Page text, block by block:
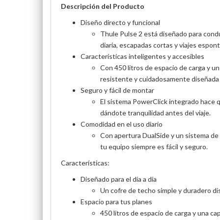
Descripción del Producto
Diseño directo y funcional
Thule Pulse 2 está diseñado para
diaria, escapadas cortas y viajes
Características inteligentes y accesibles
Con 450 litros de espacio de carga y
resistente y cuidadosamente diseñada
Seguro y fácil de montar
El sistema PowerClick integrado hace
dándote tranquilidad antes del viaje.
Comodidad en el uso diario
Con apertura DualSide y un sistema
tu equipo siempre es fácil y seguro.
Características:
Diseñado para el día a día
Un cofre de techo simple y duradero
Espacio para tus planes
450 litros de espacio de carga y una